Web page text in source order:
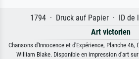
1794 · Druck auf Papier · ID de
Art victorien
Chansons d'Innocence et d'Expérience, Planche 46,
William Blake. Disponible en impression d'art